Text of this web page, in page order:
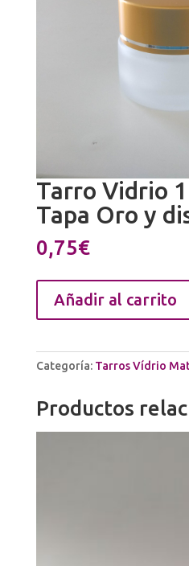
Tarro Vidrio
Tapa Oro y
0,75€
Vidrio
con
Oro
y
disco
Añadir al carrito
Categoría: Tarros Vídrio
Productos